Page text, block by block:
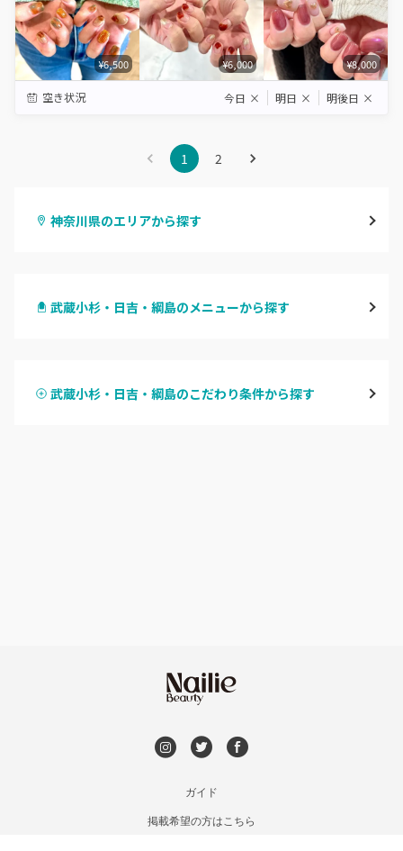
¥6,500 ¥6,000 ¥8,000
空き状況 今日 × 明日 × 明後日 ×
1 2
神奈川県のエリアから探す
桜木町・みなとみらい・関内
武蔵小杉・日吉・綱島のメニューから探す
ハンドスカルプ
武蔵小杉・日吉・綱島のこだわり条件から探す
ガイド
掲載希望の方はこちら